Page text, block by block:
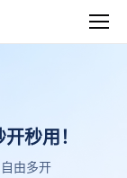
秒用！
由多开